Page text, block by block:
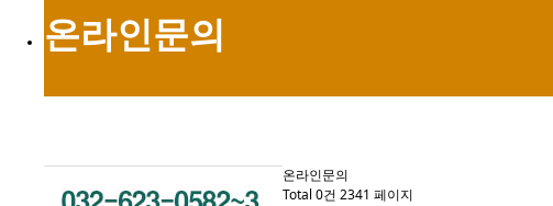
온라인문의
온라인문의
Total 0건 2341 페이지